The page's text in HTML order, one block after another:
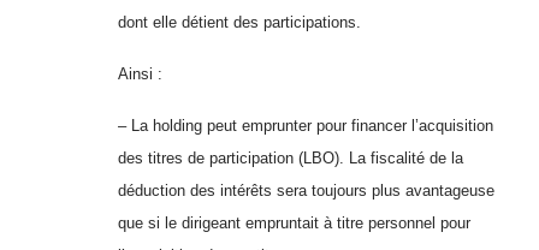
dont elle détient des participations.
Ainsi :
– La holding peut emprunter pour financer l’acquisition
des titres de participation (LBO). La fiscalité de la
déduction des intérêts sera toujours plus avantageuse
que si le dirigeant empruntait à titre personnel pour